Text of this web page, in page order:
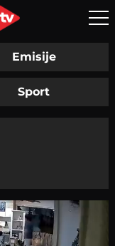
Emisije
Sport